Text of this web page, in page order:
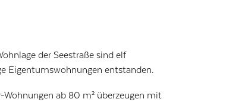
der Seestraße sind elf
Eigentumswohnungen entstanden.
ab 80 m² überzeugen mit